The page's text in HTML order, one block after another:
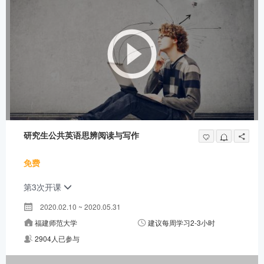
研究生公共英语思辨阅读与写作
免费
第3次开课
2020.02.10 ~ 2020.05.31
福建师范大学
建议每周学习2-3小时
2904人已参与